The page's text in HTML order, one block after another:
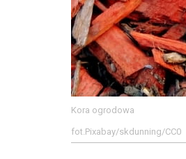
Kora ogrodowa
fot.Pixabay/skdunning/CC0